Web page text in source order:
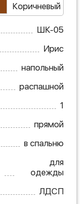
Коричневый
ШК-05
Ирис
напольный
распашной
1
прямой
в спальню
для
одежды
ЛДСП